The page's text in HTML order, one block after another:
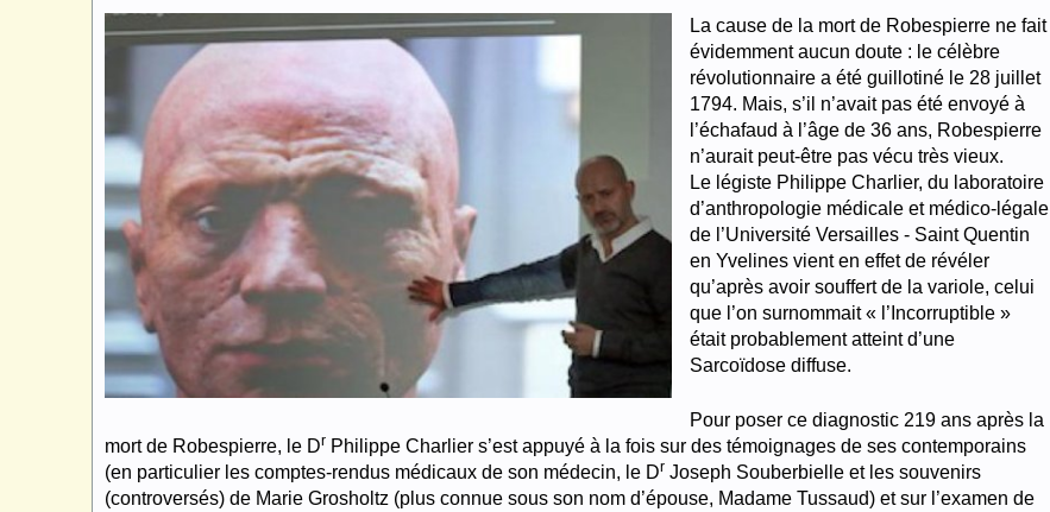
La cause de la mort de Robespierre ne fait
évidemment aucun doute : le célèbre
révolutionnaire a été guillotiné le 28 juillet
1794. Mais, s’il n’avait pas été envoyé à
l’échafaud à l’âge de 36 ans, Robespierre
n’aurait peut-être pas vécu très vieux.
Le légiste Philippe Charlier, du laboratoire
d’anthropologie médicale et médico-légale
de l’Université Versailles - Saint Quentin
en Yvelines vient en effet de révéler
qu’après avoir souffert de la variole, celui
que l’on surnommait « l’Incorruptible »
était probablement atteint d’une
Sarcoïdose diffuse.
Pour poser ce diagnostic 219 ans après la
mort de Robespierre, le Dr Philippe Charlier s’est appuyé à la fois sur des témoignages de ses contemporains
(en particulier les comptes-rendus médicaux de son médecin, le Dr Joseph Souberbielle et les souvenirs
(controversés) de Marie Grosholtz (plus connue sous son nom d’épouse, Madame Tussaud) et sur l’examen de